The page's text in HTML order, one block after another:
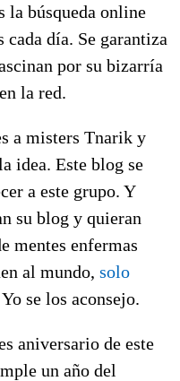
la búsqueda online
cada día. Se garantiza
por su bizarría
la red.
a misters Tnarik y
idea. Este blog se
a este grupo. Y
su blog y quieran
mentes enfermas
al mundo, solo
Yo se los aconsejo.
aniversario de este
un año del